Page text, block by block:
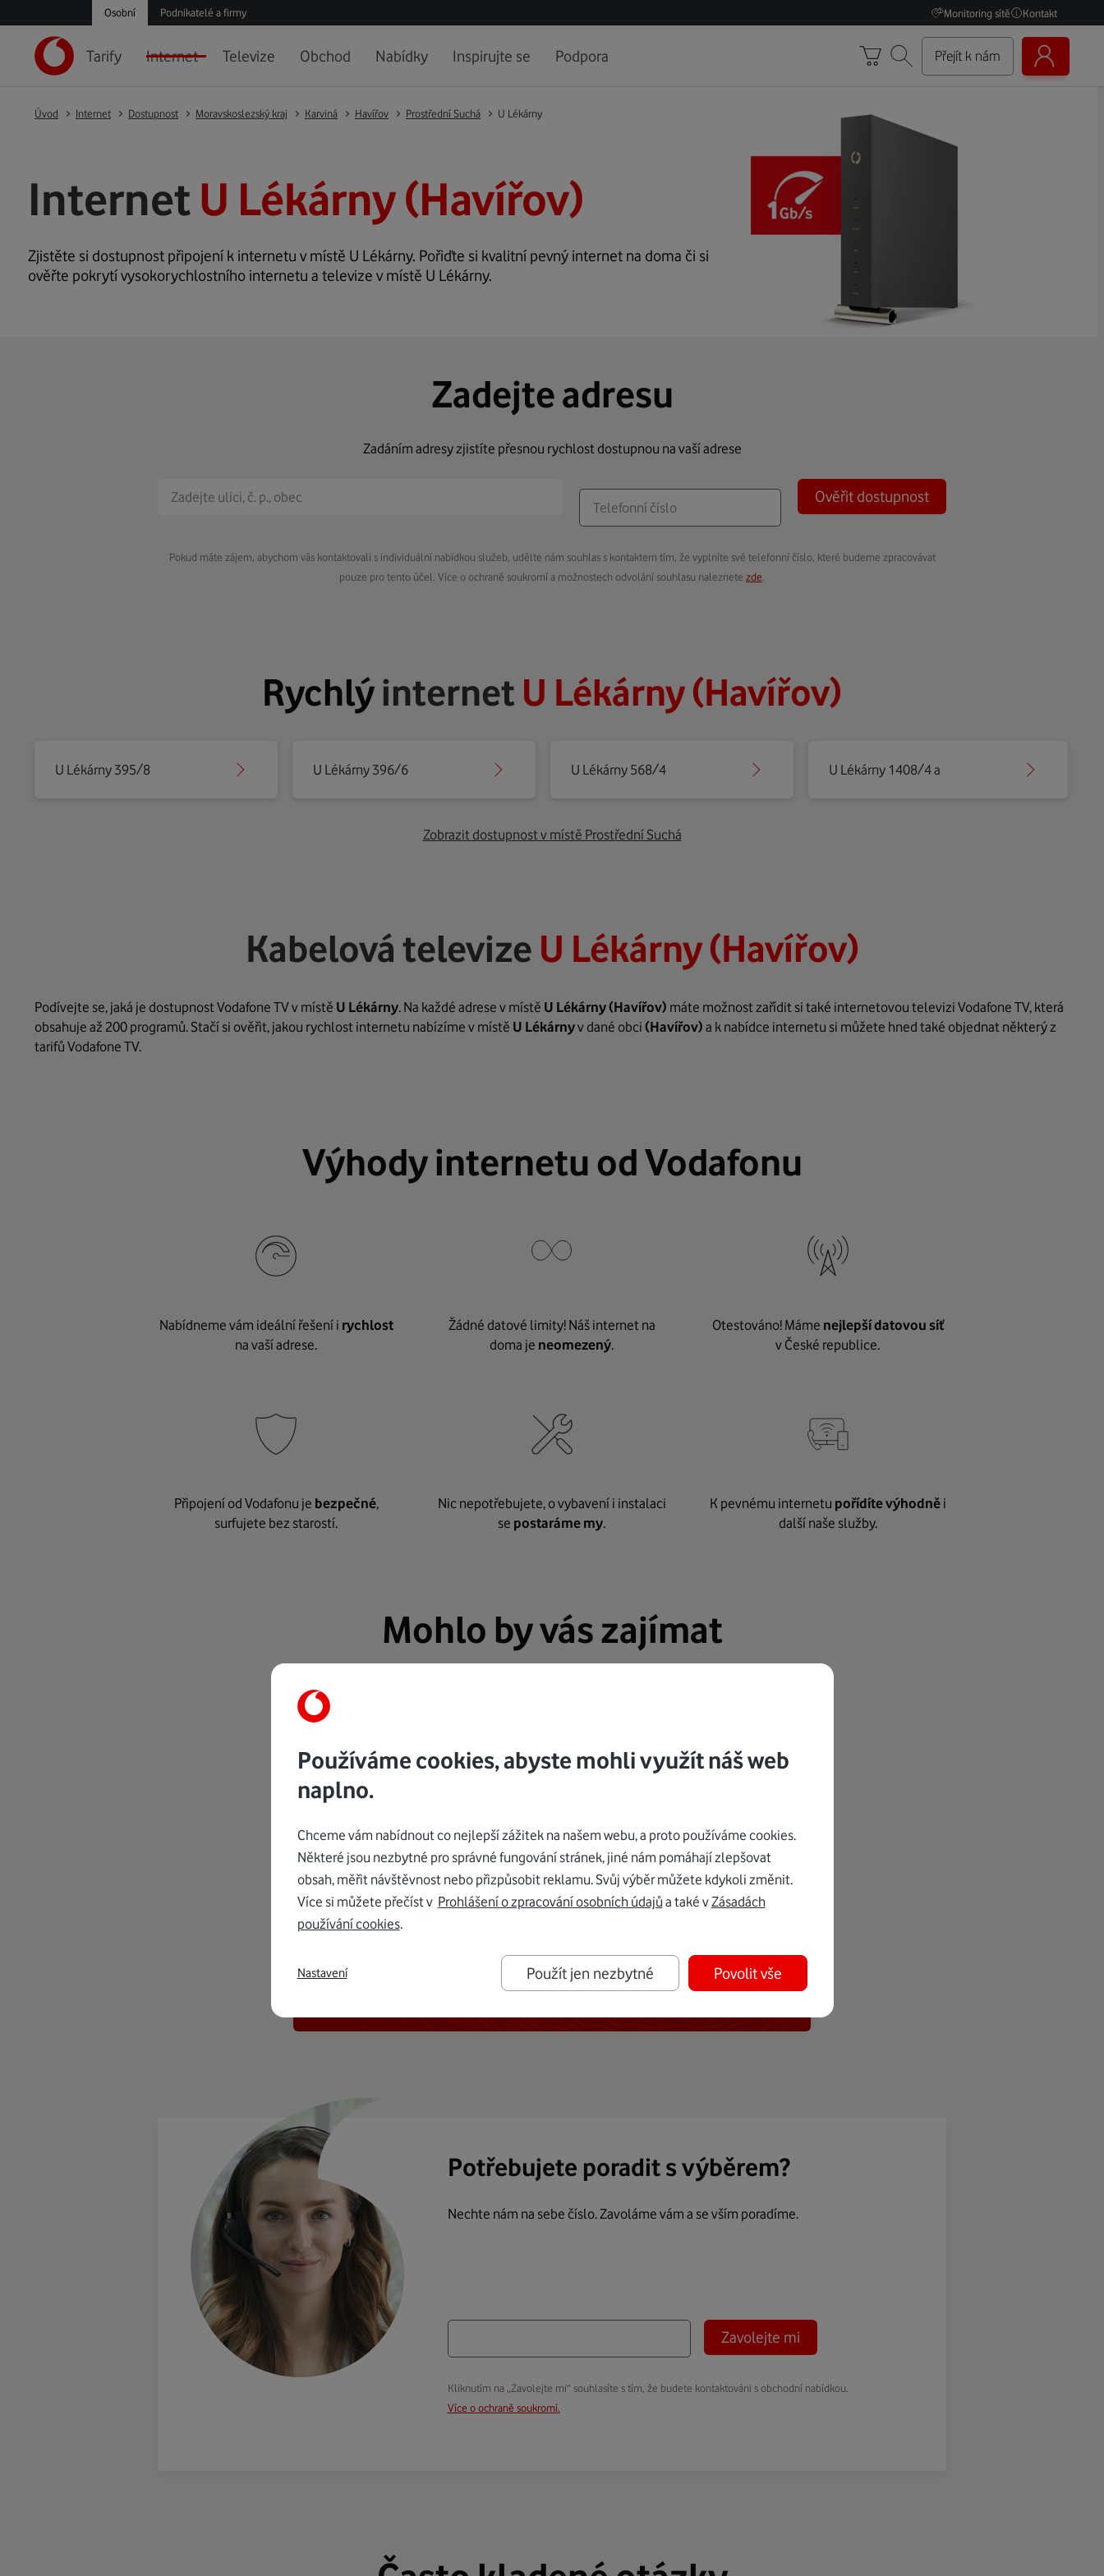
Osobní Podnikatelé a firmy Monitoring sítě Kontakt
Tarify Internet Televize Obchod Nabídky Inspirujte se Podpora Přejít k nám
Úvod Internet Dostupnost Moravskoslezský kraj Karviná Havířov Prostřední Suchá U Lékárny
Internet U Lékárny (Havířov)
Zjistěte si dostupnost připojení k internetu v místě U Lékárny. Pořiďte si kvalitní pevný internet na doma či si
ověřte pokrytí vysokorychlostního internetu a televize v místě U Lékárny.
Zadejte adresu
Zadáním adresy zjistíte přesnou rychlost dostupnou na vaší adrese
Ověřit dostupnost
Pokud máte zájem, abychom vás kontaktovali s individuální nabídkou služeb, udělte nám souhlas s kontaktem tím, že vyplníte své telefonní číslo, které budeme zpracovávat
pouze pro tento účel. Více o ochraně soukromí a možnostech odvolání souhlasu naleznete zde
Rychlýinternet U Lékárny (Havířov)
U Lékárny 395/8 U Lékárny 396/6 U Lékárny 568/4 U Lékárny 1408/4 a
Zobrazit dostupnost v místě Prostřední Suchá
Kabelová televize U Lékárny (Havířov)
Podívejte se, jaká je dostupnost Vodafone TV v místě U Lékárny. Na každé adrese v místě U Lékárny(Havířov) máte možnost zařídit si také internetovou televizi Vodafone TV, která
obsahuje až 200 programů. Stačí si ověřit, jakou rychlost internetu nabízíme v místě U Lékárnyv dané obci (Havířov) a k nabídce internetu si můžete hned také objednat některý z
tarifů Vodafone TV.
Výhody internetu od Vodafonu
Nabídneme vám ideální řešení i rychlost
na vaší adrese.
Žádné datové limity! Náš internet na
doma je neomezený.
Otestováno! Máme nejlepší datovou síť
v České republice.
Připojení od Vodafonu je bezpečné,
surfujete bez starostí.
Nic nepotřebujete, o vybavení i instalaci
se postaráme my.
K pevnému internetu pořídíte výhodněi
další naše služby.
Mohlo by vás zajímat
K internetu vám dáme Vodafone TV již
od 150 Kč měsíčně
Potřebujete poradit s výběrem?
Nechte nám na sebe číslo. Zavoláme vám a se vším poradíme.
Zavolejte mi
Kliknutím na „Zavolejte mi“ souhlasíte s tím, že budete kontaktováni s obchodní nabídkou.
Více o ochraně soukromí.
Používáme cookies, abyste mohli využít náš web
naplno.
Chceme vám nabídnout co nejlepší zážitek na našem webu, a proto používáme cookies.
Některé jsou nezbytné pro správné fungování stránek, jiné nám pomáhají zlepšovat
obsah, měřit návštěvnost nebo přizpůsobit reklamu. Svůj výběr můžete kdykoli změnit.
Více si můžete přečíst v Prohlášení o zpracování osobních údajů a také vZásadách
používání cookies.
Použít jen nezbytné Povolit vše
Nastavení